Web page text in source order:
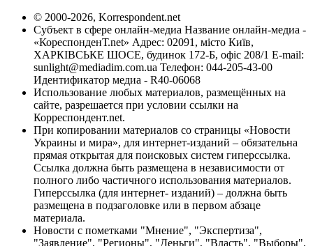
© 2000-2026, Korrespondent.net
Субъект в сфере онлайн-медиа Название онлайн-медиа -
«КореспонденТ.net» Адрес: 02091, місто Київ,
ХАРКІВСЬКЕ ШОСЕ, будинок 172-Б, офіс 208/1 E-mail:
sunlight@mediadim.com.ua Телефон: 044-205-43-00
Идентификатор медиа - R40-06068
Использование любых материалов, размещённых на
сайте, разрешается при условии ссылки на
Корреспондент.net.
При копировании материалов со страницы «Новости
Украины и мира», для интернет-изданий – обязательна
прямая открытая для поисковых систем гиперссылка.
Ссылка должна быть размещена в независимости от
полного либо частичного использования материалов.
Гиперссылка (для интернет- изданий) – должна быть
размещена в подзаголовке или в первом абзаце
материала.
Новости с пометками "Мнение", "Экспертиза",
"Заявление", "Регионы", "Деньги", "Власть", "Выборы",